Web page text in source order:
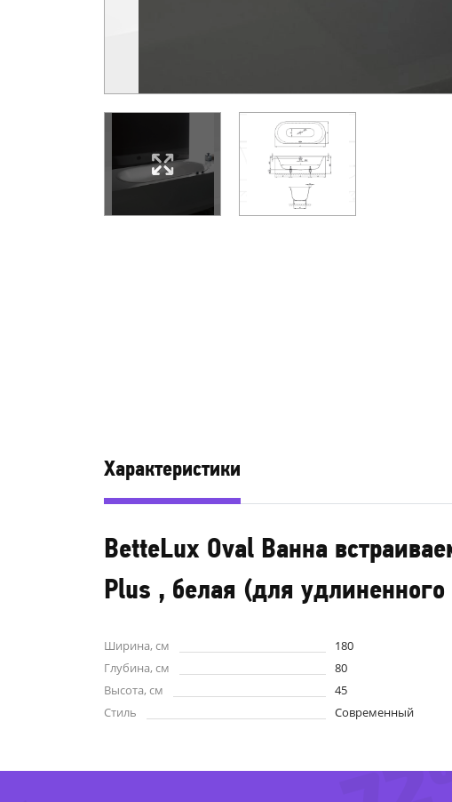
Характеристики
BetteLux Oval Ванна
Plus , белая (для
Ширина, см
180
Глубина, см
80
Высота, см
45
Стиль
Современный